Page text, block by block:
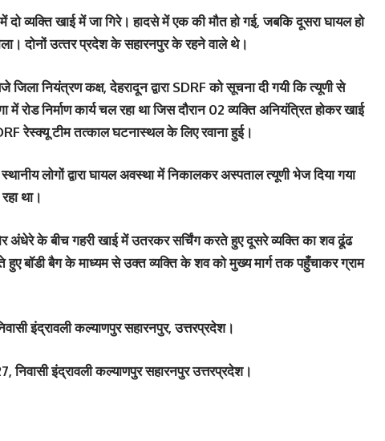
व्‍यक्ति खाई में जा गिरे। हादसे में एक की मौत हो गई, जबकि दूसरा घायल हो
दोनों उत्‍तर प्रदेश के सहारनपुर के रहने वाले थे।
नियंत्रण कक्ष, देहरादून द्वारा SDRF को सूचना दी गयी कि त्यूणी से
रोड निर्माण कार्य चल रहा था जिस दौरान 02 व्यक्ति अनियंत्रित होकर खाई
रेस्क्यू टीम तत्काल घटनास्थल के लिए रवाना हुई।
लोगों द्वारा घायल अवस्था में निकालकर अस्पताल त्यूणी भेज दिया गया
था।
अंधेरे के बीच गहरी खाई में उतरकर सर्चिंग करते हुए दूसरे व्यक्ति का शव ढूंढ
बॉडी बैग के माध्यम से उक्त व्यक्ति के शव को मुख्य मार्ग तक पहुँचाकर ग्राम
इंद्रावली कल्याणपुर सहारनपुर, उत्तरप्रदेश।
इंद्रावली कल्याणपुर सहारनपुर उत्तरप्रदेश।